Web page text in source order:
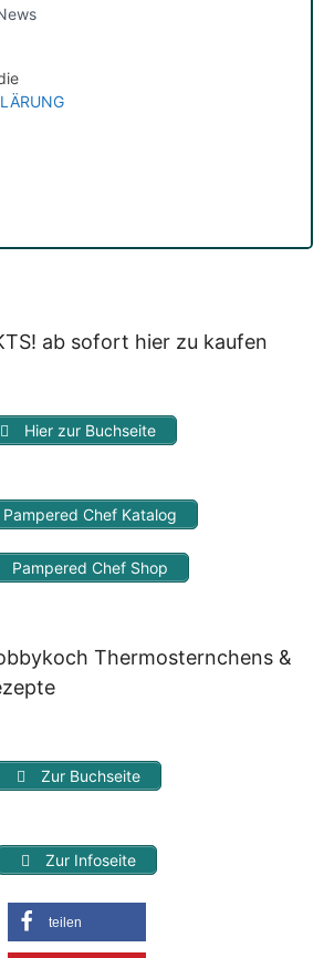
Anmeldung eine E-Mail, in der Sie um
Deiner Daten durch
Deine Daten werden
und dienen nur für diesen Service!
ab sofort hier zu kaufen
Hier zur Buchseite
Pampered Chef Katalog
Pampered Chef Shop
Thermosternchens &
Zur Buchseite
Zur Infoseite
teilen